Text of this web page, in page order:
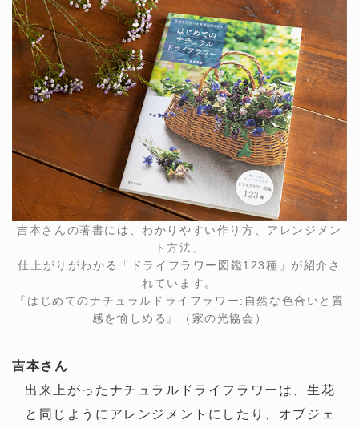
吉本さんの著書には、わかりやすい作り方、アレンジメン
ト方法、
仕上がりがわかる「ドライフラワー図鑑123種」が紹介さ
れています。
『はじめてのナチュラルドライフラワー:自然な色合いと質
感を愉しめる』（家の光協会）
吉本さん
出来上がったナチュラルドライフラワーは、生花
と同じようにアレンジメントにしたり、オブジェ